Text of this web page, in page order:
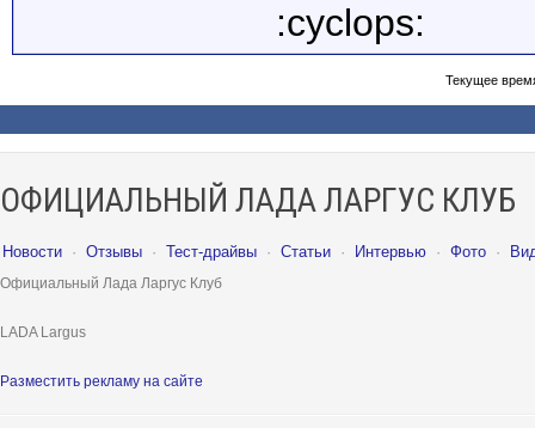
:cyclops:
Текущее
ОФИЦИАЛЬНЫЙ ЛАДА ЛАРГУС КЛУБ
Новости · Отзывы · Тест-драйвы · Статьи · Интервью · Фото ·
Официальный Лада Ларгус Клуб
LADA Largus
Разместить рекламу на сайте